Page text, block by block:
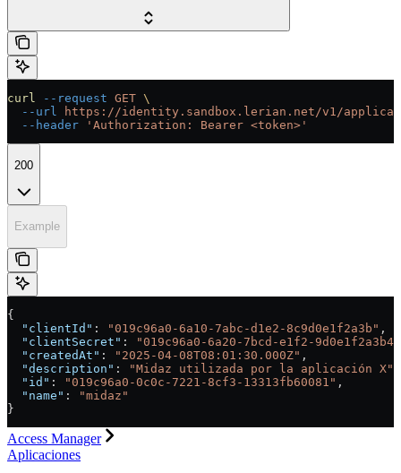
curl --request GET \
  --url
https://identity.sandbox.lerian.net/v1/
  --header
'Authorization: Bearer <token>'
200
Example
{
  "clientId"
: "019c96a0-6a10-7abc-d1e2-8c9d0e1f2a3b" ,
  "clientSecret"
:
"019c96a0-6a20-7bcd-e1f2-
  "createdAt"
: "2025-04-08T08:01:30.000Z" ,
  "description"
: "Midaz utilizada por la aplicación X"
  "id"
: "019c96a0-0c0c-7221-8cf3-13313fb60081" ,
  "name"
:
"midaz"
}
Access Manager
Aplicaciones